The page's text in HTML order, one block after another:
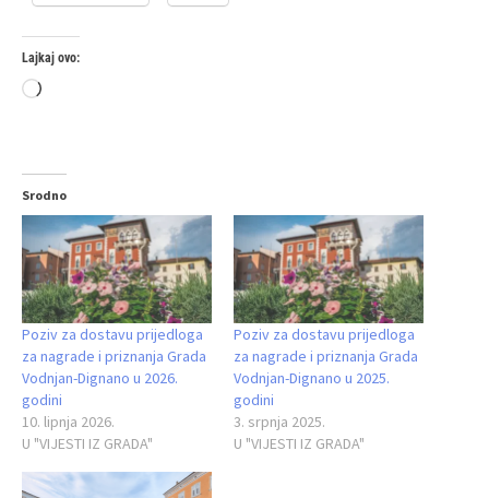
Lajkaj ovo:
Loading…
Srodno
Poziv za dostavu prijedloga
za nagrade i priznanja Grada
Vodnjan‑Dignano u 2026.
godini
10. lipnja 2026.
U "VIJESTI IZ GRADA"
Poziv za dostavu prijedloga
za nagrade i priznanja Grada
Vodnjan-Dignano u 2025.
godini
3. srpnja 2025.
U "VIJESTI IZ GRADA"